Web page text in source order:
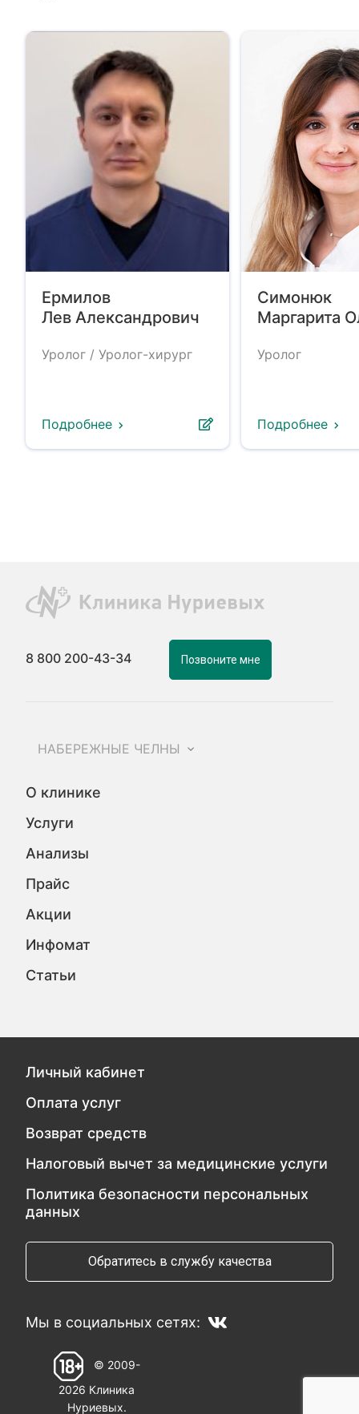
Ермилов
Лев Александрович
Уролог / Уролог-хирург
Подробнее
Симонюк
Маргарита
Уролог
Подробнее
8 800 200-43-34 Позвоните мне
НАБЕРЕЖНЫЕ ЧЕЛНЫ
О клинике
Услуги
Анализы
Прайс
Акции
Инфомат
Статьи
Личный кабинет
Оплата услуг
Возврат средств
Налоговый вычет за медицинские услуги
Политика безопасности персональных
данных
Обратитесь в службу качества
Мы в социальных сетях:
© 2009-
2026 Клиника
Нуриевых.